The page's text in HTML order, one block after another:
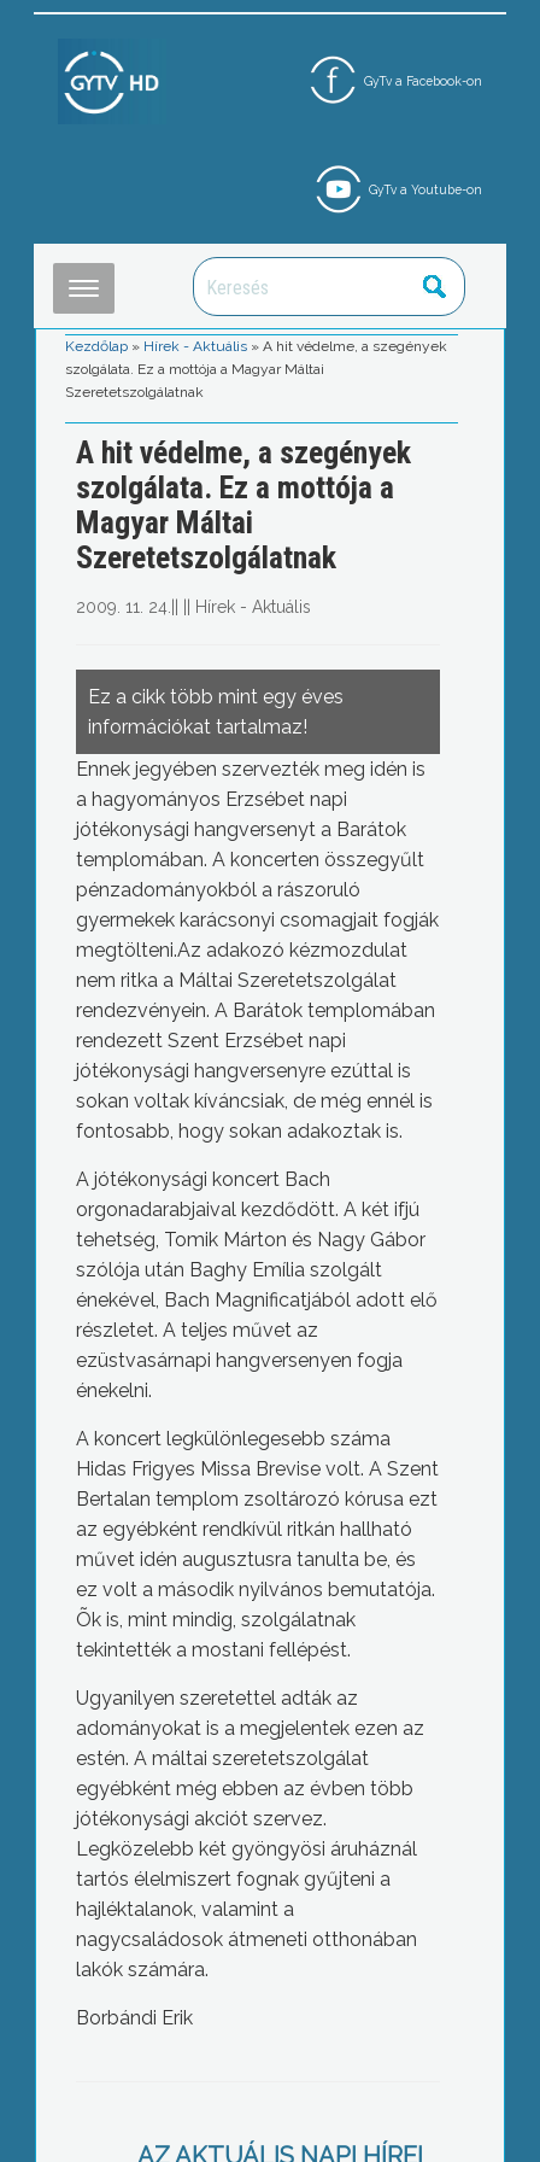
GyTv a Facebook-on
GyTv a Youtube-on
Kezdőlap » Hírek - Aktuális »A hit védelme, a szegények
szolgálata. Ez a mottója a Magyar Máltai
Szeretetszolgálatnak
A hit védelme, a szegények
szolgálata. Ez a mottója a
Magyar Máltai
Szeretetszolgálatnak
2009. 11. 24. Hírek - Aktuális
Ez a cikk több mint egy éves
információkat tartalmaz!
Ennek jegyében szervezték meg idén is
a hagyományos Erzsébet napi
jótékonysági hangversenyt a Barátok
templomában. A koncerten összegyűlt
pénzadományokból a rászoruló
gyermekek karácsonyi csomagjait fogják
megtölteni.Az adakozó kézmozdulat
nem ritka a Máltai Szeretetszolgálat
rendezvényein. A Barátok templomában
rendezett Szent Erzsébet napi
jótékonysági hangversenyre ezúttal is
sokan voltak kíváncsiak, de még ennél is
fontosabb, hogy sokan adakoztak is.
A jótékonysági koncert Bach
orgonadarabjaival kezdődött. A két ifjú
tehetség, Tomik Márton és Nagy Gábor
szólója után Baghy Emília szolgált
énekével, Bach Magnificatjából adott elő
részletet. A teljes művet az
ezüstvasárnapi hangversenyen fogja
énekelni.
A koncert legkülönlegesebb száma
Hidas Frigyes Missa Brevise volt. A Szent
Bertalan templom zsoltározó kórusa ezt
az egyébként rendkívül ritkán hallható
művet idén augusztusra tanulta be, és
ez volt a második nyilvános bemutatója.
Õk is, mint mindig, szolgálatnak
tekintették a mostani fellépést.
Ugyanilyen szeretettel adták az
adományokat is a megjelentek ezen az
estén. A máltai szeretetszolgálat
egyébként még ebben az évben több
jótékonysági akciót szervez.
Legközelebb két gyöngyösi áruháznál
tartós élelmiszert fognak gyűjteni a
hajléktalanok, valamint a
nagycsaládosok átmeneti otthonában
lakók számára.
Borbándi Erik
AZ AKTUÁLIS NAPI HÍREI